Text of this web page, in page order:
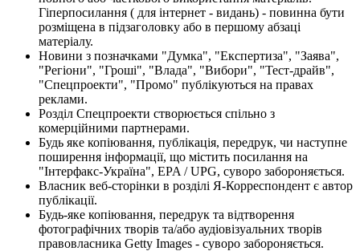
Гіперпосилання ( для інтернет - видань) - повинна бути
розміщена в підзаголовку або в першому абзаці
матеріалу.
Новини з позначками "Думка", "Експертиза", "Заява",
"Регіони", "Гроші", "Влада", "Вибори", "Тест-драйв",
"Спецпроекти", "Промо" публікуються на правах
реклами.
Розділ Спецпроекти створюється спільно з
комерційними партнерами.
Будь яке копіювання, публікація, передрук, чи наступне
поширення інформації, що містить посилання на
"Інтерфакс-Україна", EPA / UPG, суворо забороняється.
Власник веб-сторінки в розділі Я-Корреспондент є автор
публікації.
Будь-яке копіювання, передрук та відтворення
фотографічних творів та/або аудіовізуальних творів
правовласника Getty Images - суворо забороняється.